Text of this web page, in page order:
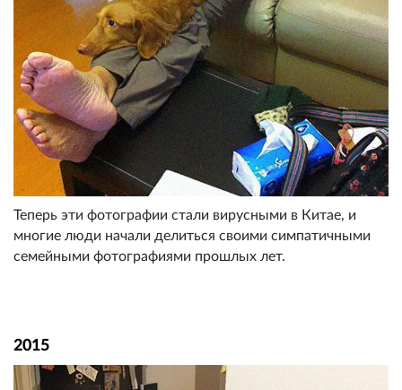
Теперь эти фотографии стали вирусными в Китае, и
многие люди начали делиться своими симпатичными
семейными фотографиями прошлых лет.
2015